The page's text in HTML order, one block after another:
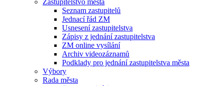
Zastupitelstvo města
Seznam zastupitelů
Jednací řád ZM
Usnesení zastupitelstva
Zápisy z jednání zastupitelstva
ZM online vysílání
Archiv videozáznamů
Podklady pro jednání zastupitelstva města
Výbory
Rada města